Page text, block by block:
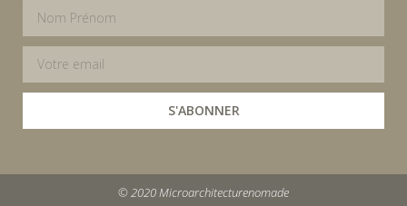
S'ABONNER
© 2020 Microarchitecturenomade